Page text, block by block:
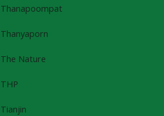
Thanapoompat
Thanyaporn
The Nature
THP
Tianjin